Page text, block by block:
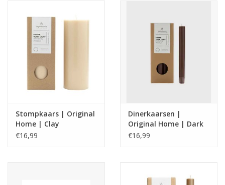
Stompkaars | Original
Home | Clay
€16,99
Dinerkaarsen |
Original Home | Dark
Grape
€16,99